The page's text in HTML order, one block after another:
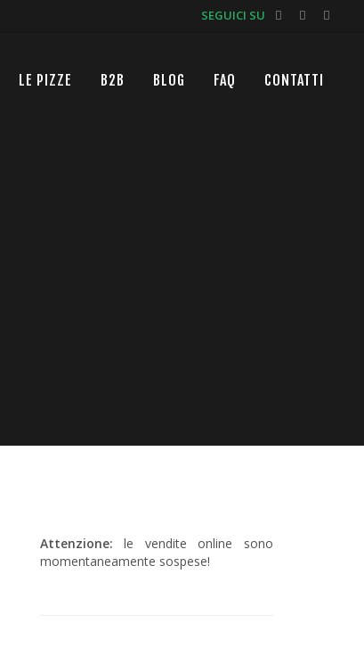
SEGUICI SU
LE PIZZE B2B BLOG FAQ CONTATTI
Attenzione: le vendite online sono
momentaneamente sospese!